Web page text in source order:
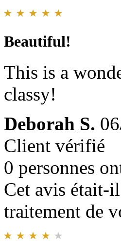
Beautiful!
This is a
classy!
Deborah S.
Client vérifié
0 personnes
Cet avis était-
traitement de